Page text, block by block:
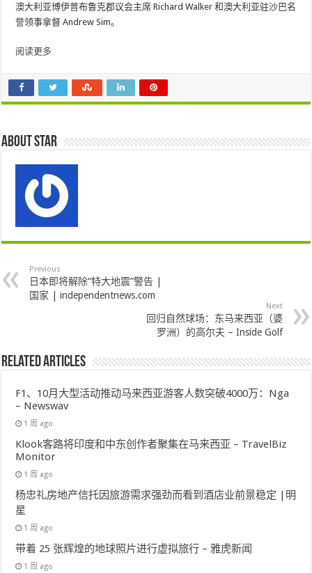
澳大利亚博伊普布鲁克郡议会主席 Richard Walker 和澳大利亚驻沙巴名
誉领事拿督 Andrew Sim。
阅读更多
About star
Previous
日本即将解除“特大地震”警告 |
国家 | independentnews.com
Next
回归自然球场：东马来西亚（婆
罗洲）的高尔夫 – Inside Golf
Related Articles
F1、10月大型活动推动马来西亚游客人数突破4000万：Nga
– Newswav
1 周 ago
Klook客路将印度和中东创作者聚集在马来西亚 – TravelBiz
Monitor
1 周 ago
杨忠礼房地产信托因旅游需求强劲而看到酒店业前景稳定 |明
星
1 周 ago
带着 25 张辉煌的地球照片进行虚拟旅行 – 雅虎新闻
1 周 ago